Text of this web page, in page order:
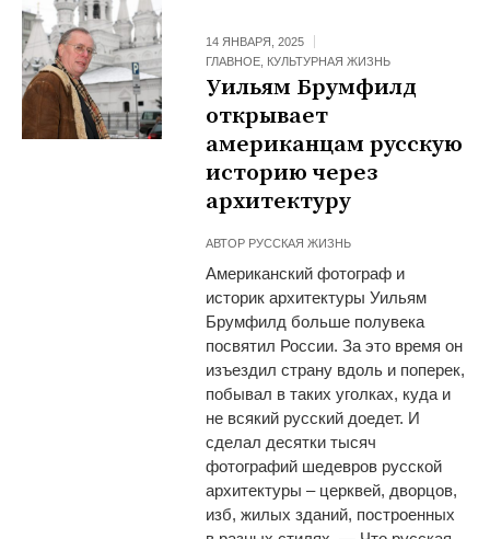
14 ЯНВАРЯ, 2025
ГЛАВНОЕ КУЛЬТУРНАЯ ЖИЗНЬ
Уильям Брумфилд
открывает
американцам русскую
историю через
архитектуру
АВТОР РУССКАЯ ЖИЗНЬ
Американский фотограф и
историк архитектуры Уильям
Брумфилд больше полувека
посвятил России. За это время он
изъездил страну вдоль и поперек,
побывал в таких уголках, куда и
не всякий русский доедет. И
сделал десятки тысяч
фотографий шедевров русской
архитектуры – церквей, дворцов,
изб, жилых зданий, построенных